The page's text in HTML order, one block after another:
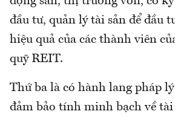
đầu tư, quản lý tài sản để đầu
hiệu quả của các thành viên
quỹ REIT.
Thứ ba là có hành lang pháp
đảm bảo tính minh bạch về